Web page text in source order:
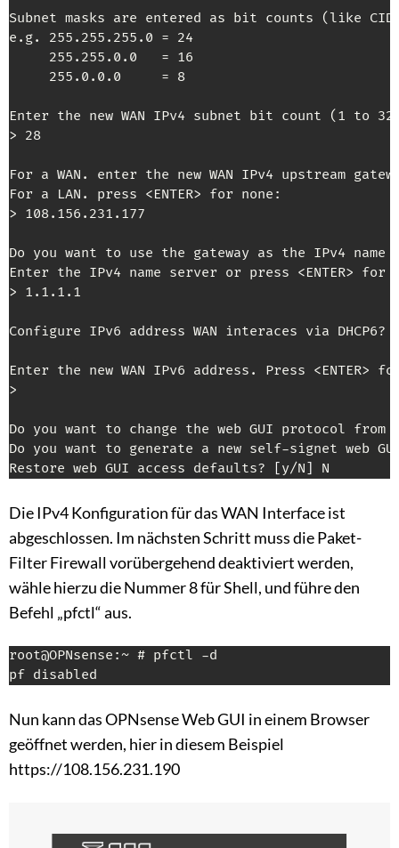
Subnet masks are entered as bit counts (like
e.g. 255.255.255.0 = 24
     255.255.0.0   = 16
     255.0.0.0     = 8
Enter the new WAN IPv4 subnet bit count (1 to
> 28
For a WAN. enter the new WAN IPv4 upstream
For a LAN. press <ENTER> for none:
> 108.156.231.177
Do you want to use the gateway as the IPv4
Enter the IPv4 name server or press <ENTER> for
> 1.1.1.1
Configure IPv6 address WAN interaces via DHCP6?
Enter the new WAN IPv6 address. Press <ENTER>
>
Do you want to change the web GUI protocol from
Do you want to generate a new self-signet web
Restore web GUI access defaults?
y/N N
Die IPv4 Konfiguration für das WAN Interface ist
abgeschlossen. Im nächsten Schritt muss die Paket-
Filter Firewall vorübergehend deaktiviert werden,
wähle hierzu die Nummer 8 für Shell, und führe den
Befehl „pfctl“ aus.
root@OPNsense:~ # pfctl -d
pf disabled
Nun kann das OPNsense Web GUI in einem Browser
geöffnet werden, hier in diesem Beispiel
https://108.156.231.190